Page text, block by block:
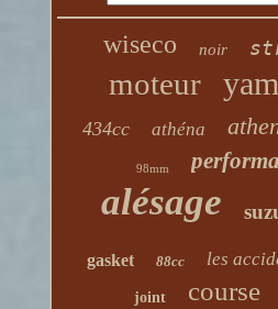
wiseco noir
moteur
434cc athéna
98mm
alésage
gasket 88cc les
joint course